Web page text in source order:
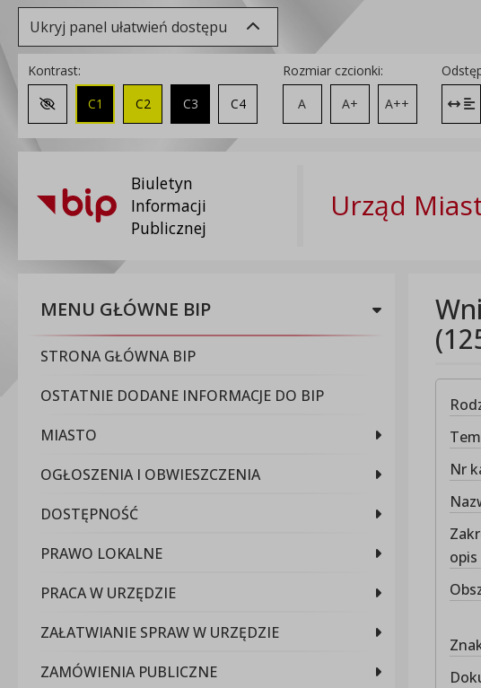
Ukryj panel ułatwień dostępu
Kontrast:
Zmień kontrast na domyślny
C1 C2 C3 C4
Rozmiar czcionki:
A
A+ A++
Biuletyn
Informacji
Publicznej
Urząd
MENU GŁÓWNE BIP
STRONA GŁÓWNA BIP
OSTATNIE DODANE INFORMACJE DO BIP
MIASTO
OGŁOSZENIA I OBWIESZCZENIA
DOSTĘPNOŚĆ
PRAWO LOKALNE
PRACA W URZĘDZIE
ZAŁATWIANIE SPRAW W URZĘDZIE
ZAMÓWIENIA PUBLICZNE
Nr